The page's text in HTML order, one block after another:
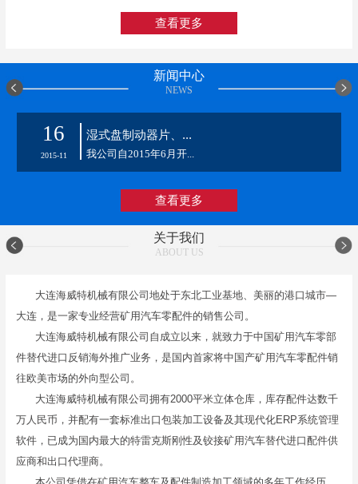
查看更多
新闻中心
NEWS
16
2015-11
湿式盘制动器片、...
我公司自2015年6月开...
查看更多
关于我们
ABOUT US
大连海威特机械有限公司地处于东北工业基地、美丽的港口城市—
大连，是一家专业经营矿用汽车零配件的销售公司。
大连海威特机械有限公司自成立以来，就致力于中国矿用汽车零部
件替代进口反销海外推广业务，是国内首家将中国产矿用汽车零配件销
往欧美市场的外向型公司。
大连海威特机械有限公司拥有2000平米立体仓库，库存配件达数千
万人民币，并配有一套标准出口包装加工设备及其现代化ERP系统管理
软件，已成为国内最大的特雷克斯刚性及铰接矿用汽车替代进口配件供
应商和出口代理商。